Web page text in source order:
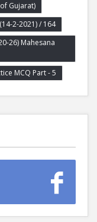
Gujarat)
2-2021) / 164
26) Mahesana
MCQ Part - 5